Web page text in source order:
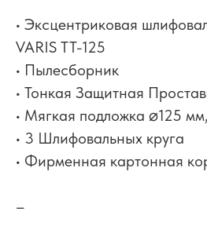
• Эксцентриковая
VARIS TT-125
• Пылесборник
• Тонкая Защитная
• Мягкая подложка ⌀125
• 3 Шлифовальных круга
• Фирменная картонная
–